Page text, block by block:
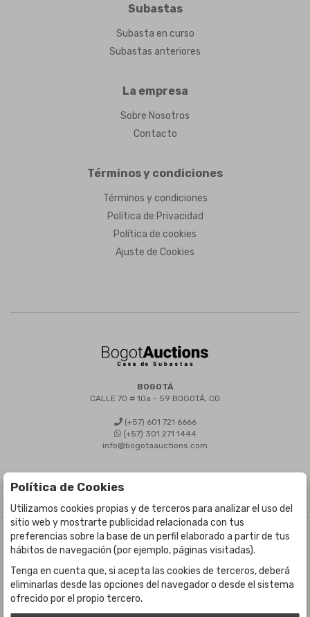
Subastas
Subasta en curso
Subastas anteriores
La empresa
Sobre Nosotros
Contacto
Términos y condiciones
Términos y condiciones
Política de Privacidad
Política de cookies
Ajuste de Cookies
BOGOTÁ
CALLE 70 # 10a - 59 BOGOTÁ, CO
(+57) 601 721 6666
(+57) 301 271 1444
info@bogotaauctions.com
©Bogota Auctions- Todos los derechos reservados
Desarrollado por Labelgrup Networks.
Política de Cookies
Utilizamos cookies propias y de terceros para analizar el uso del
sitio web y mostrarte publicidad relacionada con tus
preferencias sobre la base de un perfil elaborado a partir de tus
hábitos de navegación (por ejemplo, páginas visitadas).
Tenga en cuenta que, si acepta las cookies de terceros, deberá
eliminarlas desde las opciones del navegador o desde el sistema
ofrecido por el propio tercero.